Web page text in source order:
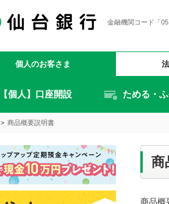
金融機関コード「
個人のお客さま
【個人】口座開設 ためる・
> 商品概要説明書
商
商品概